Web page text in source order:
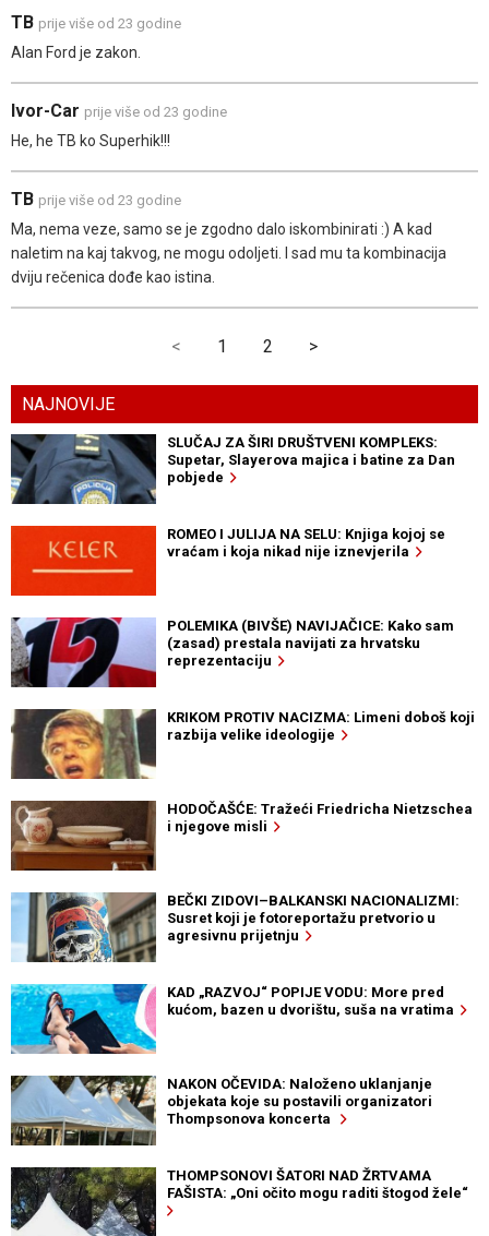
TB prije više od 23 godine
Alan Ford je zakon.
Ivor-Car prije više od 23 godine
He, he TB ko Superhik!!!
TB prije više od 23 godine
Ma, nema veze, samo se je zgodno dalo iskombinirati :) A kad
naletim na kaj takvog, ne mogu odoljeti. I sad mu ta kombinacija
dviju rečenica dođe kao istina.
< 1 2 >
NAJNOVIJE
SLUČAJ ZA ŠIRI DRUŠTVENI KOMPLEKS:
Supetar, Slayerova majica i batine za Dan
pobjede
ROMEO I JULIJA NA SELU: Knjiga kojoj se
vraćam i koja nikad nije iznevjerila
POLEMIKA (BIVŠE) NAVIJAČICE: Kako sam
(zasad) prestala navijati za hrvatsku
reprezentaciju
KRIKOM PROTIV NACIZMA: Limeni doboš koji
razbija velike ideologije
HODOČAŠĆE: Tražeći Friedricha Nietzschea
i njegove misli
BEČKI ZIDOVI–BALKANSKI NACIONALIZMI:
Susret koji je fotoreportažu pretvorio u
agresivnu prijetnju
KAD „RAZVOJ“ POPIJE VODU: More pred
kućom, bazen u dvorištu, suša na vratima
NAKON OČEVIDA: Naloženo uklanjanje
objekata koje su postavili organizatori
Thompsonova koncerta
THOMPSONOVI ŠATORI NAD ŽRTVAMA
FAŠISTA: „Oni očito mogu raditi štogod žele“